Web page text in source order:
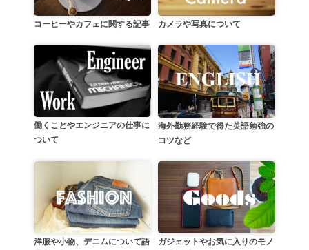
コーヒーやカフェに関する記事 カメラや写真について
働くことやエンジニアの仕事に
ついて
海外勤務経験で得た英語勉強の
コツなど
洋服や小物、デニムについて語
ガジェットやお気に入りのモノ